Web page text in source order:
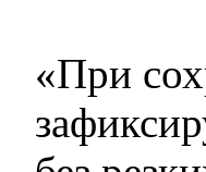
«При